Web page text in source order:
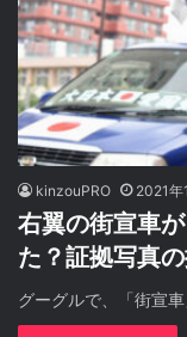
kinzouPRO 2021年
右翼の街宣車
た？証拠写真
グーグルで、「街宣